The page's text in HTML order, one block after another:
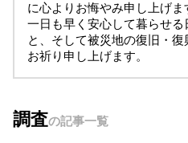
に心よりお悔やみ申し上げま
一日も早く安心して暮らせる
と、そして被災地の復旧・
お祈り申し上げます。
調査の記事一覧